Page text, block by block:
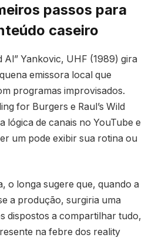
passos para
caseiro
Al” Yankovic, UHF (1989) gira
emissora local que
programas improvisados.
for Burgers e Raul’s Wild
lógica de canais no YouTube e
um pode exibir sua rotina ou
o longa sugere que, quando a
a produção, surgiria uma
dispostos a compartilhar tudo,
na febre dos reality